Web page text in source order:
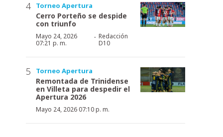
Torneo Apertura
Cerro Porteño se despide
con triunfo
Mayo 24, 2026
07:21 p. m.
· Redacción
D10
Torneo Apertura
Remontada de Trinidense
en Villeta para despedir el
Apertura 2026
Mayo 24, 2026 07:10 p. m.